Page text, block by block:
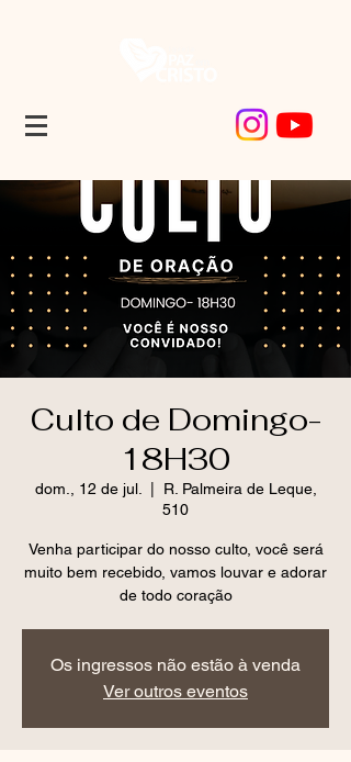
Culto de Domingo-
18H30
dom., 12 de jul.
R. Palmeira de Leque,
510
Venha participar do nosso culto, você será
muito bem recebido, vamos louvar e adorar
de todo coração
Os ingressos não estão à venda
Ver outros eventos